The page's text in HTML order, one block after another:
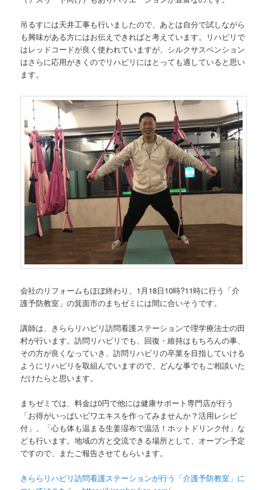
吊るすには天井工事も行いましたので、あとは自分で試しながら
も興味がある方にはお伝えできればと考えています。リハビリで
はレッドコードが良く使われていますが、シルクサスペンション
はさらに応用がきくのでリハビリにはとっても適していると思い
ます。
会社のリフォームもほぼ終わり、1月18日10時?11時に行う「介
護予防教室」の箕面市のまちゼミには間に合いそうです。
講師は、きららリハビリ訪問看護ステーションで理学療法士の田
村が行います。訪問リハビリでも、回復・維持はもちろんの事、
その方が良くなっていき、訪問リハビリの卒業を目指していける
ようにリハビリを取組んでいますので、どんな事でもご相談いた
だけたらと思います。
まちゼミでは、料金は0円で他には健康サポート専門店が行う
「お得がいっぱいビワエキスを作ってみませんか？活用レシピ
付」、「心も体も温まる生姜湿布で温活！ホットドリンク付」な
ども行います。地域の方と交流できる場所として、オープン予定
ですので、またご報告させてもらいます。
きららリハビリ訪問看護ステーションが行う「介護予防教室」に